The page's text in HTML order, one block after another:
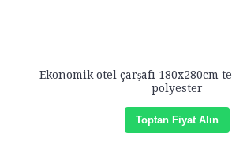
Ekonomik otel çarşafı 180x280cm
polyester
Toptan Fiyat Alın